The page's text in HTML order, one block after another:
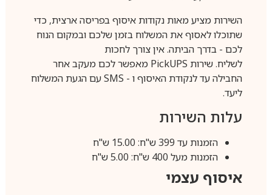
השירות מציע מאות נקודות איסוף בפריסה ארצית, כדי
שתוכלו לאסוף את המשלוח בזמן שלכם ובמקום הנוח
לכם - בדרך הביתה. אין צורך לחכות
לשליח. שירות PickUPSמאפשר לכם מעקב אחר
החבילה עד לנקודת האיסוף ו - SMSעם הגעת המשלוח
ליעד.
עלות השירות
הזמנות עד 399 ש"ח: 15.00 ש"ח
הזמנות מעל 400 ש"ח: 5.00 ש"ח
איסוף עצמי